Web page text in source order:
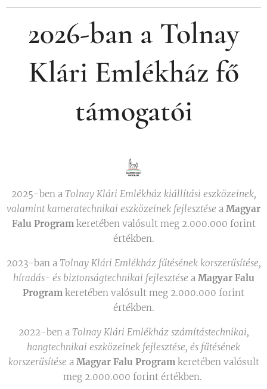
2026-ban a Tolnay
Klári Emlékház fő
támogatói
2025-ben aTolnay Klári Emlékház kiállítási eszközeinek,
valamint kameratechnikai eszközeinek fejlesztése a Magyar
Falu Programkeretében valósult meg 2.000.000 forint
értékben.
2023-ban aTolnay Klári Emlékház fűtésének korszerűsítése,
híradás- és biztonságtechnikai fejlesztése a Magyar Falu
Program keretében valósult meg 2.000.000 forint
értékben.
2022-ben a Tolnay Klári Emlékház számítástechnikai,
hangtechnikai eszközeinek fejlesztése, és fűtésének
korszerűsítése a Magyar Falu Programkeretében valósult
meg 2.000.000 forint értékben.